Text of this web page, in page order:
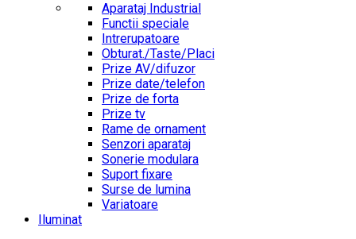
Aparataj Industrial
Functii speciale
Intrerupatoare
Obturat./Taste/Placi
Prize AV/difuzor
Prize date/telefon
Prize de forta
Prize tv
Rame de ornament
Senzori aparataj
Sonerie modulara
Suport fixare
Surse de lumina
Variatoare
Iluminat